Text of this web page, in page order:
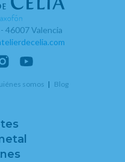
46007 Valencia
somos Blog